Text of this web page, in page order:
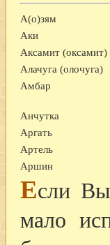
А(о)зям
Аки
Аксамит (оксамит)
Алачуга (олочуга)
Амбар
Анчутка
Аргать
Артель
Аршин
Если Вы
мало